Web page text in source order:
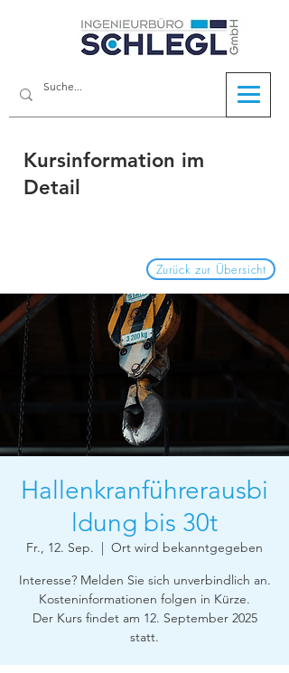
Kursinformation im
Detail
Zurück zur Übersicht
Hallenkranführerausbi
ldung bis 30t
Fr., 12. Sep.
  |
Ort wird bekanntgegeben
Interesse? Melden Sie sich unverbindlich an.
Kosteninformationen folgen in Kürze.
Der Kurs findet am 12. September 2025
statt.